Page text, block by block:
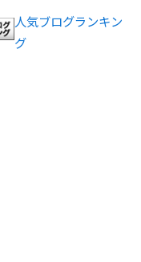
人気ブログランキン
グ